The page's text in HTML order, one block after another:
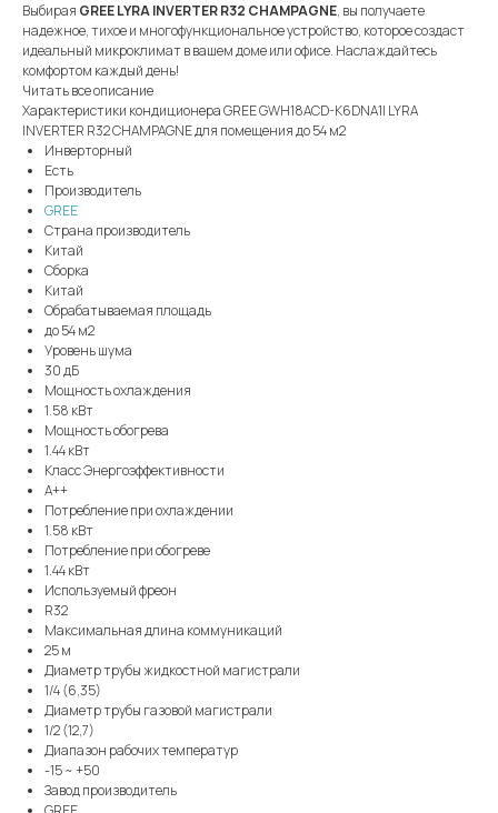
Выбирая GREE LYRA INVERTER R32 CHAMPAGNE, вы получаете
надежное, тихое и многофункциональное устройство, которое создаст
идеальный микроклимат в вашем доме или офисе. Наслаждайтесь
комфортом каждый день!
Читать все описание
Характеристики кондиционера GREE GWH18ACD-K6DNA1I LYRA
INVERTER R32 CHAMPAGNE для помещения до 54 м2
Инверторный
Есть
Производитель
GREE
Страна производитель
Китай
Сборка
Китай
Обрабатываемая площадь
до 54 м2
Уровень шума
30 дБ
Мощность охлаждения
1.58 кВт
Мощность обогрева
1.44 кВт
Класс Энергоэффективности
A++
Потребление при охлаждении
1.58 кВт
Потребление при обогреве
1.44 кВт
Используемый фреон
R32
Максимальная длина коммуникаций
25 м
Диаметр трубы жидкостной магистрали
1/4 (6,35)
Диаметр трубы газовой магистрали
1/2 (12,7)
Диапазон рабочих температур
-15 ~ +50
Завод производитель